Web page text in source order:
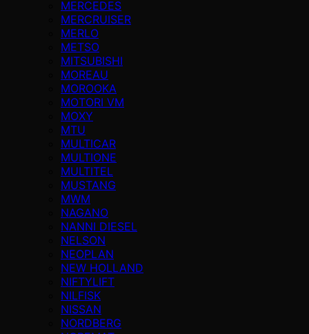
MERCEDES
MERCRUISER
MERLO
METSO
MITSUBISHI
MOREAU
MOROOKA
MOTORI VM
MOXY
MTU
MULTICAR
MULTIONE
MULTITEL
MUSTANG
MWM
NAGANO
NANNI DIESEL
NELSON
NEOPLAN
NEW HOLLAND
NIFTYLIFT
NILFISK
NISSAN
NORDBERG